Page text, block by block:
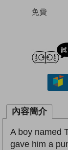
免費
內容簡介
A boy named
gave him a